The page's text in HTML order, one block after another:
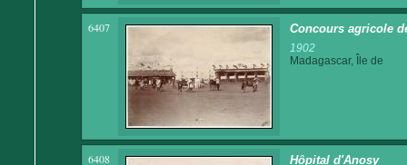
6407 Concours agricole
1902
Madagascar, Île de
6408 Hôpital d'Anosy